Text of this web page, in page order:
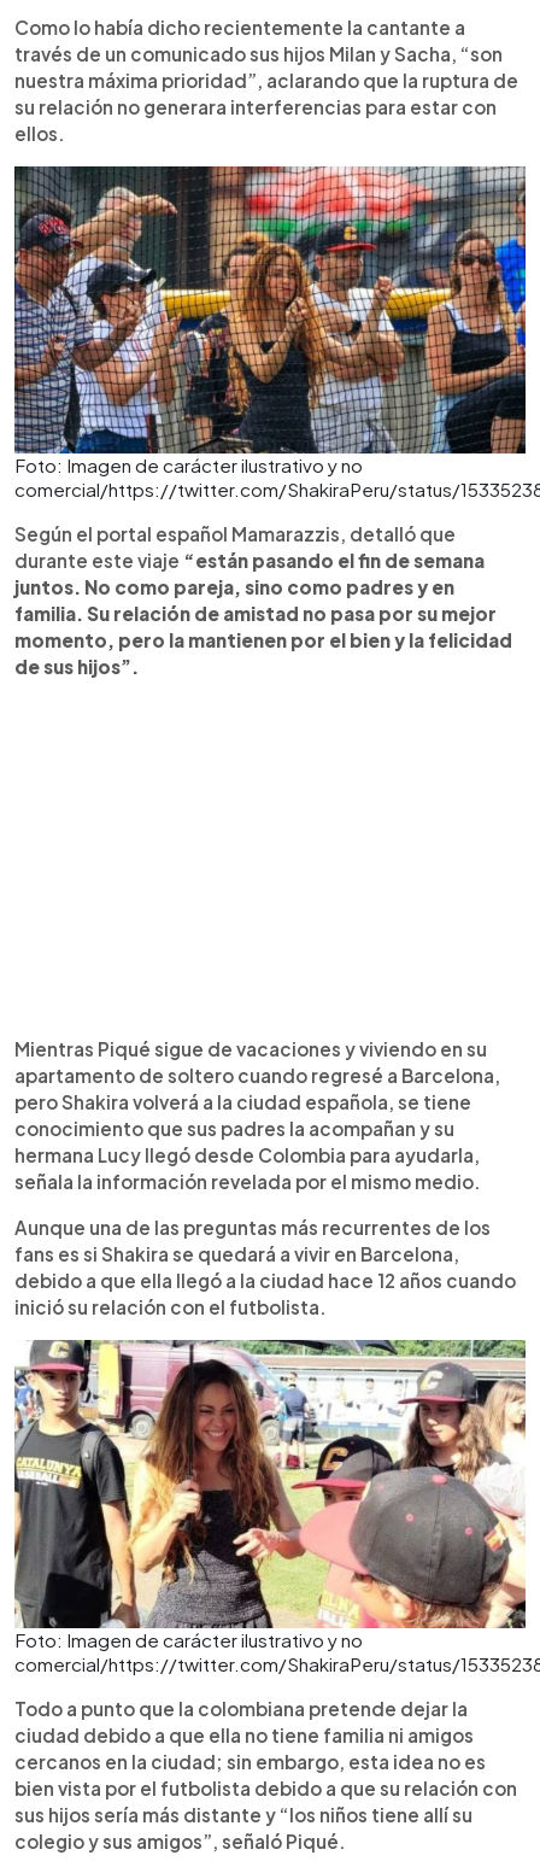
Como lo había dicho recientemente la cantante a
través de un comunicado sus hijos Milan y Sacha, “son
nuestra máxima prioridad”, aclarando que la ruptura de
su relación no generara interferencias para estar con
ellos.
Foto: Imagen de carácter ilustrativo y no
comercial/https://twitter.com/ShakiraPeru/status/
Según el portal español Mamarazzis, detalló que
durante este viaje “están pasando el fin de semana
juntos. No como pareja, sino como padres y en
familia. Su relación de amistad no pasa por su mejor
momento, pero la mantienen por el bien y la felicidad
de sus hijos”.
Mientras Piqué sigue de vacaciones y viviendo en su
apartamento de soltero cuando regresé a Barcelona,
pero Shakira volverá a la ciudad española, se tiene
conocimiento que sus padres la acompañan y su
hermana Lucy llegó desde Colombia para ayudarla,
señala la información revelada por el mismo medio.
Aunque una de las preguntas más recurrentes de los
fans es si Shakira se quedará a vivir en Barcelona,
debido a que ella llegó a la ciudad hace 12 años cuando
inició su relación con el futbolista.
Foto: Imagen de carácter ilustrativo y no
comercial/https://twitter.com/ShakiraPeru/status/
Todo a punto que la colombiana pretende dejar la
ciudad debido a que ella no tiene familia ni amigos
cercanos en la ciudad; sin embargo, esta idea no es
bien vista por el futbolista debido a que su relación con
sus hijos sería más distante y “los niños tiene allí su
colegio y sus amigos”, señaló Piqué.